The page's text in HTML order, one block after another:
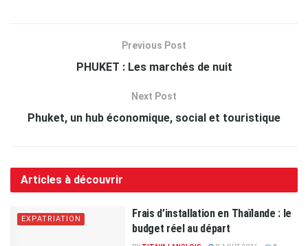
Previous Post
PHUKET : Les marchés de nuit
Next Post
Phuket, un hub économique, social et touristique
Articles à découvrir
EXPATRIATION
Frais d’installation en Thaïlande : le
budget réel au départ